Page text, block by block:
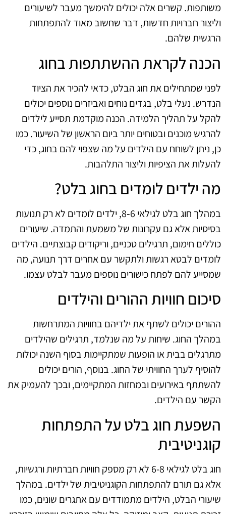
משותפות. קשרים אלה יכולים להימשך מעבר לשיעורים
וליצור חברויות חדשות, דבר שחשוב מאוד להתפתחות
הרגשית שלהם.
הכנה לקראת ההשתתפות בחוג
לפני שמתחילים את חוג הבלט, כדאי להכיר את הציוד
הנדרש. נעלי בלט, בגדים נוחים ואביזרים נוספים יכולים
להקל על תהליך הלמידה. הכנה מוקדמת תסייע לילדים
להרגיש מוכנים ובטוחים יותר ביום הראשון של השיעור. כמו
כן, ניתן לשוחח עם הילדים על מה שצפוי להם בחוג, כדי
להעלות את הציפיות וליצור התלהבות.
מה ילדים לומדים בחוג בלט?
במהלך חוג בלט לגילאי 6‑8, ילדים לומדים לא רק תנועות
בסיסיות אלא גם עקרונות של משמעת והתמדה. שיעורים
כוללים חימום, תרגילים טכניים, וריקודים קבוצתיים. הילדים
לומדים לבטא רגשות ולתקשר עם אחרים דרך תנועה, מה
שמסייע להם לפתח כישורים נוספים מעבר לבלט עצמו.
סיכום חוויות ההורים והילדים
ההורים יכולים לשתף את ילדיהם בחוויות המתרחשות
במהלך החוג. שיחות על מה שנלמד, תרגילים שהילדים
מתרגלים בבית או הופעות שמתקיימות בסוף השנה יכולות
להוסיף לערך החוויתי של החוג. בנוסף, הורים יכולים
להשתתף באירועים ובמחזות המתקיימים, ובכך להעמיק את
הקשר עם הילדים.
השפעת חוג בלט על התפתחות
קוגניטיבית
חוג בלט לגילאי 6-8 לא רק מספק חוויות חברתיות ורגשיות,
אלא גם תורם להתפתחות הקוגניטיבית של ילדים. במהלך
שיעורי הבלט, הילדים מתמודדים עם אתגרים שונים, כמו